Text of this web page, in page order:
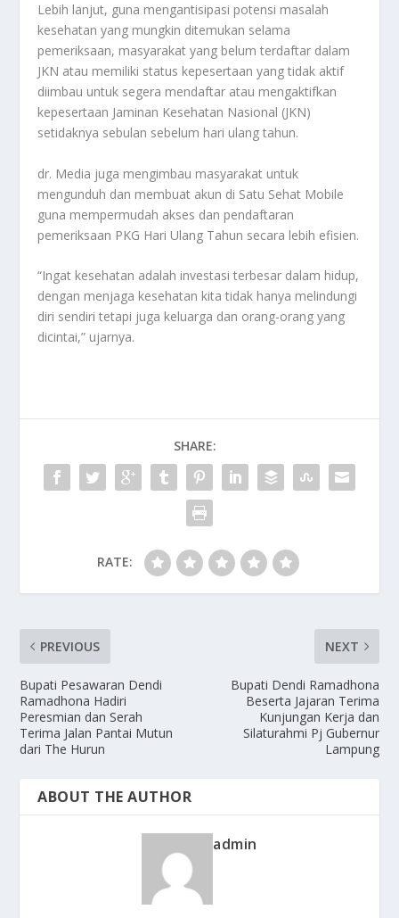
Lebih lanjut, guna mengantisipasi potensi masalah
kesehatan yang mungkin ditemukan selama
pemeriksaan, masyarakat yang belum terdaftar dalam
JKN atau memiliki status kepesertaan yang tidak aktif
diimbau untuk segera mendaftar atau mengaktifkan
kepesertaan Jaminan Kesehatan Nasional (JKN)
setidaknya sebulan sebelum hari ulang tahun.
dr. Media juga mengimbau masyarakat untuk
mengunduh dan membuat akun di Satu Sehat Mobile
guna mempermudah akses dan pendaftaran
pemeriksaan PKG Hari Ulang Tahun secara lebih efisien.
“Ingat kesehatan adalah investasi terbesar dalam hidup,
dengan menjaga kesehatan kita tidak hanya melindungi
diri sendiri tetapi juga keluarga dan orang-orang yang
dicintai,” ujarnya.
SHARE:
RATE:
PREVIOUS
Bupati Pesawaran Dendi
Ramadhona Hadiri
Peresmian dan Serah
Terima Jalan Pantai Mutun
dari The Hurun
NEXT
Bupati Dendi Ramadhona
Beserta Jajaran Terima
Kunjungan Kerja dan
Silaturahmi Pj Gubernur
Lampung
ABOUT THE AUTHOR
admin